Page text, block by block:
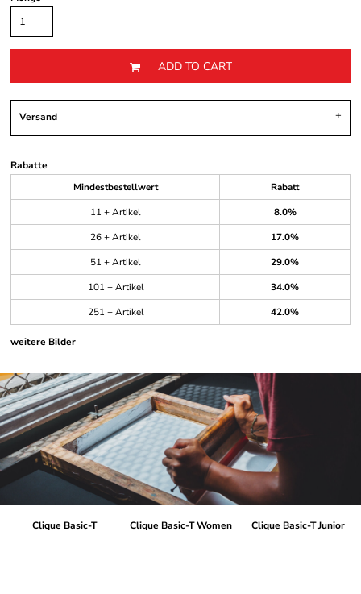
ADD TO CART
Versand
Rabatte
Mindestbestellwert
Rabatt
11 + Artikel
8.0%
26 + Artikel
17.0%
51 + Artikel
29.0%
101 + Artikel
34.0%
251 + Artikel
42.0%
weitere Bilder
Clique Basic-T Clique Basic-T Women Clique Basic-T Junior